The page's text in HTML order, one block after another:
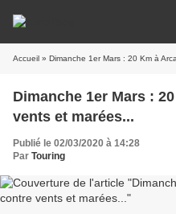
Accueil » Dimanche 1er Mars : 20 Km à
Dimanche 1er Mars :
vents et marées...
Publié le 02/03/2020 à 14:28
Par Touring